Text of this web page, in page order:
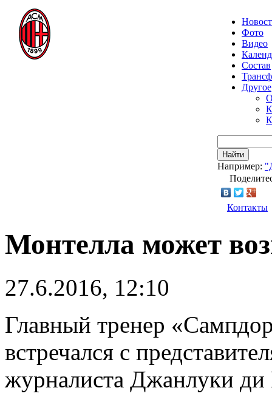
Фото
Видео
Состав
Другое
Найти
Например:
Контакты
Монтелла может
27.6.2016, 12:10
Главный тренер
встречался с
журналиста Джанлуки